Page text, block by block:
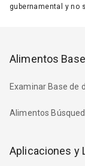
gubernamental y no
Alimentos
Examinar Base de
Alimentos
Aplicaciones y